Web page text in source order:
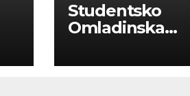
Studentsko
Omladinska
Kompanije“